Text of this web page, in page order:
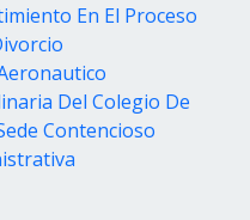
En El Proceso
Del Colegio De
Contencioso